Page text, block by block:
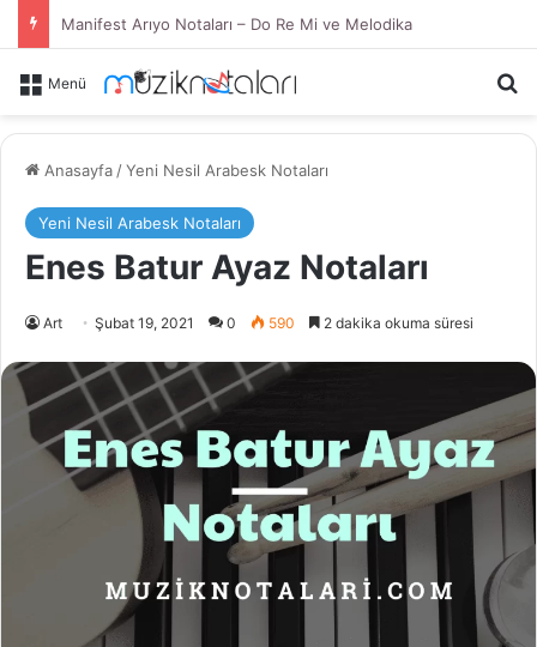
Menü
Anasayfa /Yeni Nesil Arabesk Notaları
Yeni Nesil Arabesk Notaları
Enes Batur Ayaz Notaları
Art Şubat 19, 2021 0 590 2 dakika okuma süresi